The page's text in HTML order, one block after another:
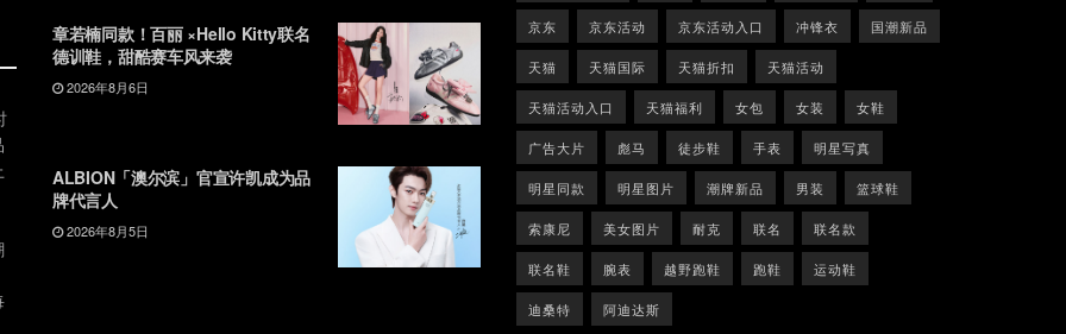
章若楠同款！百丽 ×Hello Kitty联名
德训鞋，甜酷赛车风来袭
2026年8月6日
ALBION「澳尔滨」官宣许凯成为品
牌代言人
2026年8月5日
京东 京东活动 京东活动入口 冲锋衣 国潮新品
天猫 天猫国际 天猫折扣 天猫活动
天猫活动入口 天猫福利 女包 女装 女鞋
广告大片 彪马 徒步鞋 手表 明星写真
明星同款 明星图片 潮牌新品 男装 篮球鞋
索康尼 美女图片 耐克 联名 联名款
联名鞋 腕表 越野跑鞋 跑鞋 运动鞋
迪桑特 阿迪达斯